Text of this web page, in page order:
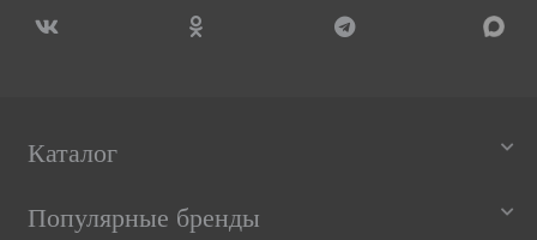
Каталог
Популярные бренды